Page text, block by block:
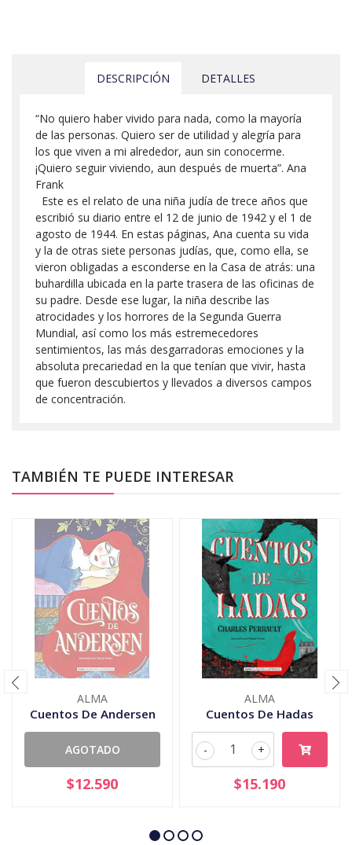
DESCRIPCIÓN DETALLES
“No quiero haber vivido para nada, como la mayoría
de las personas. Quiero ser de utilidad y alegría para
los que viven a mi alrededor, aun sin conocerme.
¡Quiero seguir viviendo, aun después de muerta”. Ana
Frank
Este es el relato de una niña judía de trece años que
escribió su diario entre el 12 de junio de 1942 y el 1 de
agosto de 1944. En estas páginas, Ana cuenta su vida
y la de otras siete personas judías, que, como ella, se
vieron obligadas a esconderse en la Casa de atrás: una
buhardilla ubicada en la parte trasera de las oficinas de
su padre. Desde ese lugar, la niña describe las
atrocidades y los horrores de la Segunda Guerra
Mundial, así como los más estremecedores
sentimientos, las más desgarradoras emociones y la
absoluta precariedad en la que tenían que vivir, hasta
que fueron descubiertos y llevados a diversos campos
de concentración.
TAMBIÉN TE PUEDE INTERESAR
ALMA
Cuentos De Andersen
AGOTADO
$12.590
ALMA
Cuentos De Hadas
+
-
$15.190